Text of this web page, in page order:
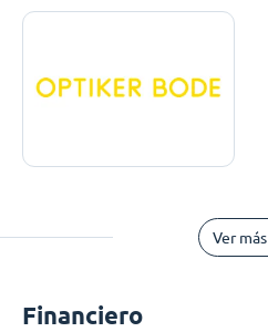
Ver más
Financiero